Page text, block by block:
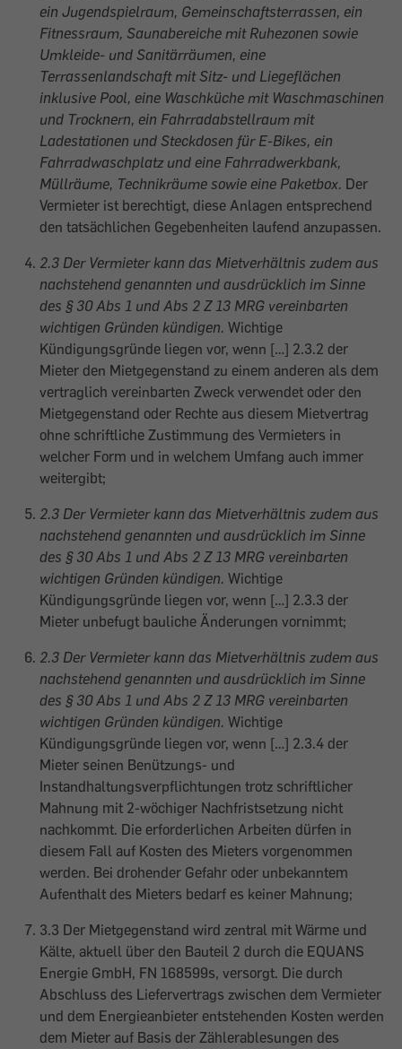
ein Jugendspielraum, Gemeinschaftsterrassen, ein
Fitnessraum, Saunabereiche mit Ruhezonen sowie
Umkleide- und Sanitärräumen, eine
Terrassenlandschaft mit Sitz- und Liegeflächen
inklusive Pool, eine Waschküche mit Waschmaschinen
und Trocknern, ein Fahrradabstellraum mit
Ladestationen und Steckdosen für E-Bikes, ein
Fahrradwaschplatz und eine Fahrradwerkbank,
Müllräume, Technikräume sowie eine Paketbox. Der
Vermieter ist berechtigt, diese Anlagen entsprechend
den tatsächlichen Gegebenheiten laufend anzupassen.
2.3 Der Vermieter kann das Mietverhältnis zudem aus
nachstehend genannten und ausdrücklich im Sinne
des § 30 Abs 1 und Abs 2 Z 13 MRG vereinbarten
wichtigen Gründen kündigen. Wichtige
Kündigungsgründe liegen vor, wenn […] 2.3.2 der
Mieter den Mietgegenstand zu einem anderen als dem
vertraglich vereinbarten Zweck verwendet oder den
Mietgegenstand oder Rechte aus diesem Mietvertrag
ohne schriftliche Zustimmung des Vermieters in
welcher Form und in welchem Umfang auch immer
weitergibt;
2.3 Der Vermieter kann das Mietverhältnis zudem aus
nachstehend genannten und ausdrücklich im Sinne
des § 30 Abs 1 und Abs 2 Z 13 MRG vereinbarten
wichtigen Gründen kündigen. Wichtige
Kündigungsgründe liegen vor, wenn […] 2.3.3 der
Mieter unbefugt bauliche Änderungen vornimmt;
2.3 Der Vermieter kann das Mietverhältnis zudem aus
nachstehend genannten und ausdrücklich im Sinne
des § 30 Abs 1 und Abs 2 Z 13 MRG vereinbarten
wichtigen Gründen kündigen. Wichtige
Kündigungsgründe liegen vor, wenn […] 2.3.4 der
Mieter seinen Benützungs- und
Instandhaltungsverpflichtungen trotz schriftlicher
Mahnung mit 2-wöchiger Nachfristsetzung nicht
nachkommt. Die erforderlichen Arbeiten dürfen in
diesem Fall auf Kosten des Mieters vorgenommen
werden. Bei drohender Gefahr oder unbekanntem
Aufenthalt des Mieters bedarf es keiner Mahnung;
3.3 Der Mietgegenstand wird zentral mit Wärme und
Kälte, aktuell über den Bauteil 2 durch die EQUANS
Energie GmbH, FN 168599s, versorgt. Die durch
Abschluss des Liefervertrags zwischen dem Vermieter
und dem Energieanbieter entstehenden Kosten werden
dem Mieter auf Basis der Zählerablesungen des